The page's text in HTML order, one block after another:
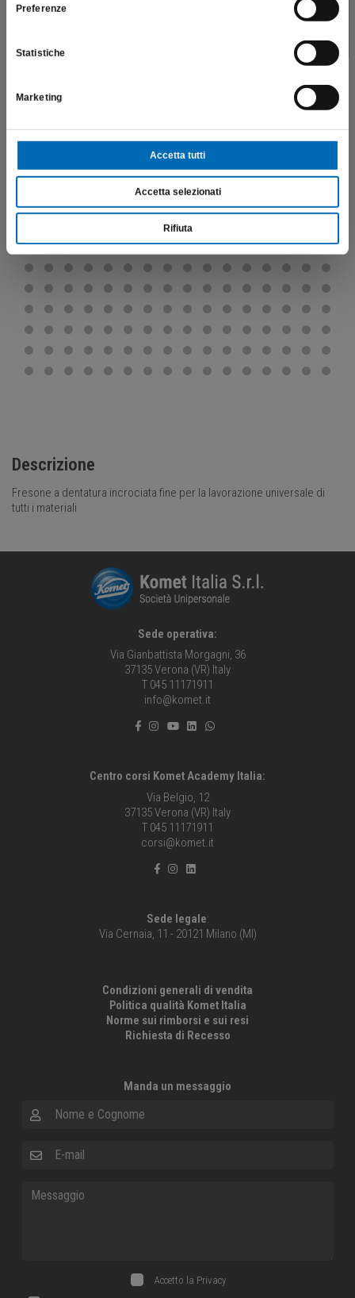
Preferenze
Statistiche
Marketing
Accetta tutti
Accetta selezionati
Rifiuta
H129DF
Descrizione
Fresone a dentatura incrociata fine per la lavorazione universale di
tutti i materiali
Sede operativa:
Via Gianbattista Morgagni, 36
37135 Verona (VR) Italy
T 045 11171911
info@komet.it
Centro corsi Komet Academy Italia:
Via Belgio, 12
37135 Verona (VR) Italy
T 045 11171911
corsi@komet.it
Sede legale:
Via Cernaia, 11 - 20121 Milano (MI)
Condizioni generali di vendita
Politica qualità Komet Italia
Norme sui rimborsi e sui resi
Richiesta di Recesso
Manda un messaggio
Accetto la Privacy